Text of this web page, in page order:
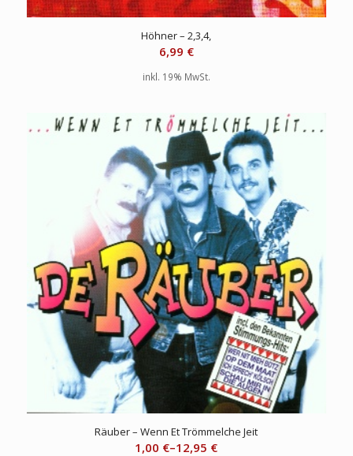
Höhner – 2,3,4,
6,99 €
inkl. 19% MwSt.
Räuber – Wenn Et Trömmelche Jeit
1,00 €–12,95 €